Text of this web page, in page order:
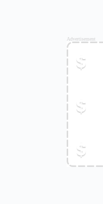
Advertisement